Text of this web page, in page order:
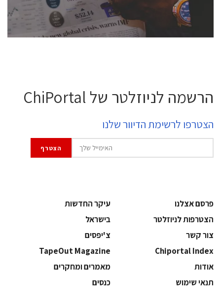
לחץ לפרטים
הרשמה לניוזלטר של ChiPortal
הצטרפו לרשימת הדיוור שלנו
פרסם אצלנו
עיקר החדשות
הצטרפות לניוזלטר
בישראל
צור קשר
צ'יפסים
Chiportal Index
TapeOut Magazine
אודות
מאמרים ומחקרים
תנאי שימוש
כנסים